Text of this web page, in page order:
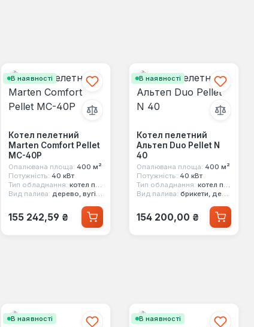
В наявності
Котел пелетний
Marten Comfort Pellet
MC-40P
Опалювана площа: 400 м²
Потужність: 40 кВт
Тип обладнання: котел пелетний
Вид палива: дерево, вугілля, пелети
Звичайна ціна:
155 242,59 ₴
В наявності
Котел пелетний
Альтеп Duo Pellet N
40
Опалювана площа: 400 м²
Потужність: 40 кВт
Тип обладнання: котел пелетний
Вид палива: брикети, дерево, вугілля, пелети
Звичайна ціна:
154 200,00 ₴
В наявності В наявності